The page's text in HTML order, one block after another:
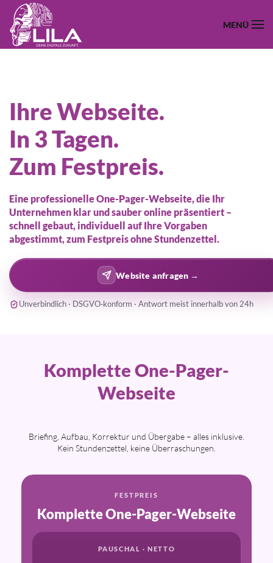
Zum Hauptinhalt springen
MENÜ
Ihre Webseite.
In 3 Tagen.
Zum Festpreis.
Eine professionelle One-Pager-Webseite, die Ihr
Unternehmen klar und sauber online präsentiert –
schnell gebaut, individuell auf Ihre Vorgaben
abgestimmt, zum Festpreis ohne Stundenzettel.
Website anfragen →
Unverbindlich · DSGVO‑konform · Antwort meist innerhalb von 24h
Komplette One-Pager-
Webseite
Briefing, Aufbau, Korrektur und Übergabe – alles inklusive.
Kein Stundenzettel, keine Überraschungen.
FESTPREIS
Komplette One-Pager-Webseite
PAUSCHAL · NETTO